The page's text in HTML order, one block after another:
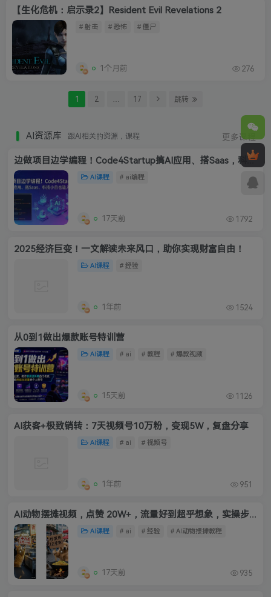
【生化危机：启示录2】Resident Evil Revelations 2
# 射击 # 恐怖 # 僵尸
1个月前 276
1 2 … 17 跳转
AI资源库 跟AI相关的资源，课程 更多课程
边做项目边学编程！Code4Startup搞AI应用、搭Saas，科技小白也能入门
AI课程 # ai编程
17天前 1792
2025经济巨变！一文解读未来风口，助你实现财富自由！
AI课程 # 经验
1年前 1524
从0到1做出爆款账号特训营
AI课程 # ai # 教程 # 爆款视频
15天前 1126
AI获客+极致销转：7天视频号10万粉，变现5W，复盘分享
AI课程 # ai # 视频号
1年前 951
AI动物摆摊视频，点赞 20W+，流量好到超乎想象，实操步骤拆解
AI课程 # ai # 经验 # AI动物摆摊教程
17天前 935